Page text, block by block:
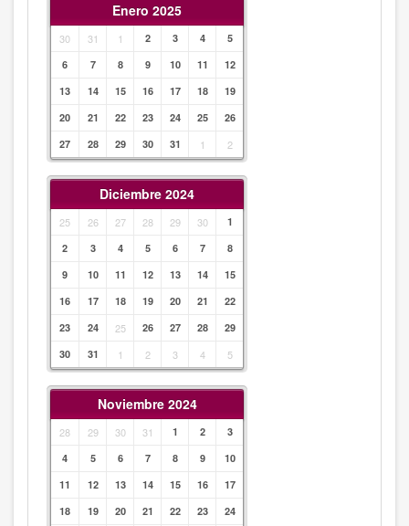
Enero 2025
30 31 1 2 3 4
5
6
7 8 9 10 11
12
13
14 15 16 17 18
19
20
21 22 23 24 25
26
27
28 29 30 31 1 2
Diciembre 2024
25 26 27 28 29 30
1
2
3 4 5 6 7
8
9
10 11 12 13 14
15
16
17 18 19 20 21
22
23
24 25 26 27 28
29
30
31 1 2 3 4 5
Noviembre 2024
28 29 30 31 1 2
3
4
5 6 7 8 9
10
11
12 13 14 15 16
17
18
19 20 21 22 23
24